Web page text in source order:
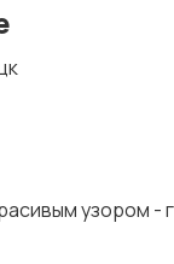
узором -